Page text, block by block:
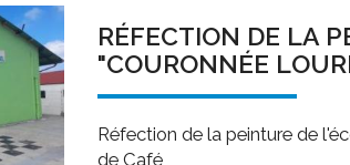
RÉFECTION DE LA
"COURONNÉE
Réfection de la peinture de
de Café